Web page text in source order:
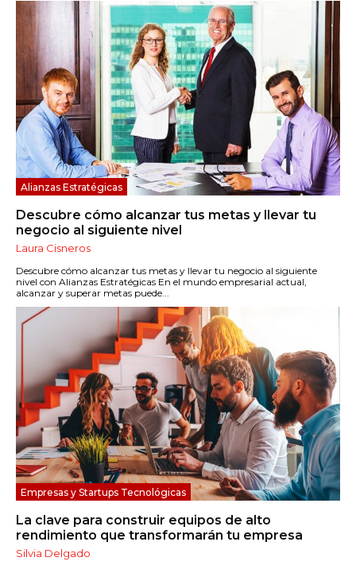
Alianzas Estratégicas
Descubre cómo alcanzar tus metas y llevar tu
negocio al siguiente nivel
Laura Cisneros
Descubre cómo alcanzar tus metas y llevar tu negocio al siguiente
nivel con Alianzas Estratégicas En el mundo empresarial actual,
alcanzar y superar metas puede...
Empresas y Startups Tecnológicas
La clave para construir equipos de alto
rendimiento que transformarán tu empresa
Silvia Delgado